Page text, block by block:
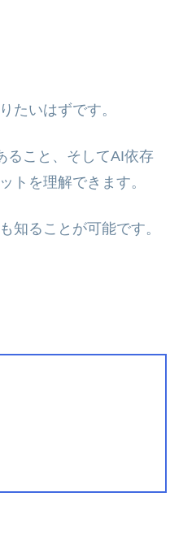
たいはずです。
ること、そしてAI依存
トを理解できます。
知ることが可能です。